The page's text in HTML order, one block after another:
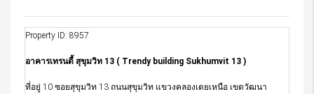
Property ID: 8957
อาคารเทรนดี้ สุขุมวิท 13 ( Trendy building Sukhumvit 13 )
ที่อยู่ 10 ซอยสุขุมวิท 13 ถนนสุขุมวิท แขวงคลองเตยเหนือ เขตวัฒนา